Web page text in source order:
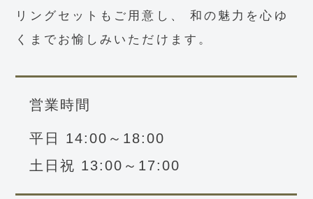
リングセットもご用意し、
和の魅力を心ゆ
くまでお愉しみいただけます。
営業時間
平日 14:00～18:00
土日祝 13:00～17:00